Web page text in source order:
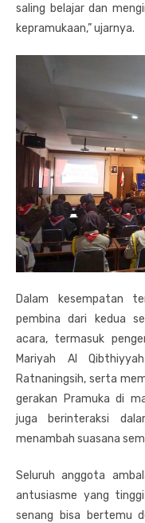
saling belajar dan
kepramukaan,” ujarnya.
Dalam kesempatan
pembina dari kedua
acara, termasuk
Mariyah Al
Ratnaningsih, serta
gerakan Pramuka di
juga berinteraksi
menambah suasana
Seluruh anggota
antusiasme yang
senang bisa bertemu